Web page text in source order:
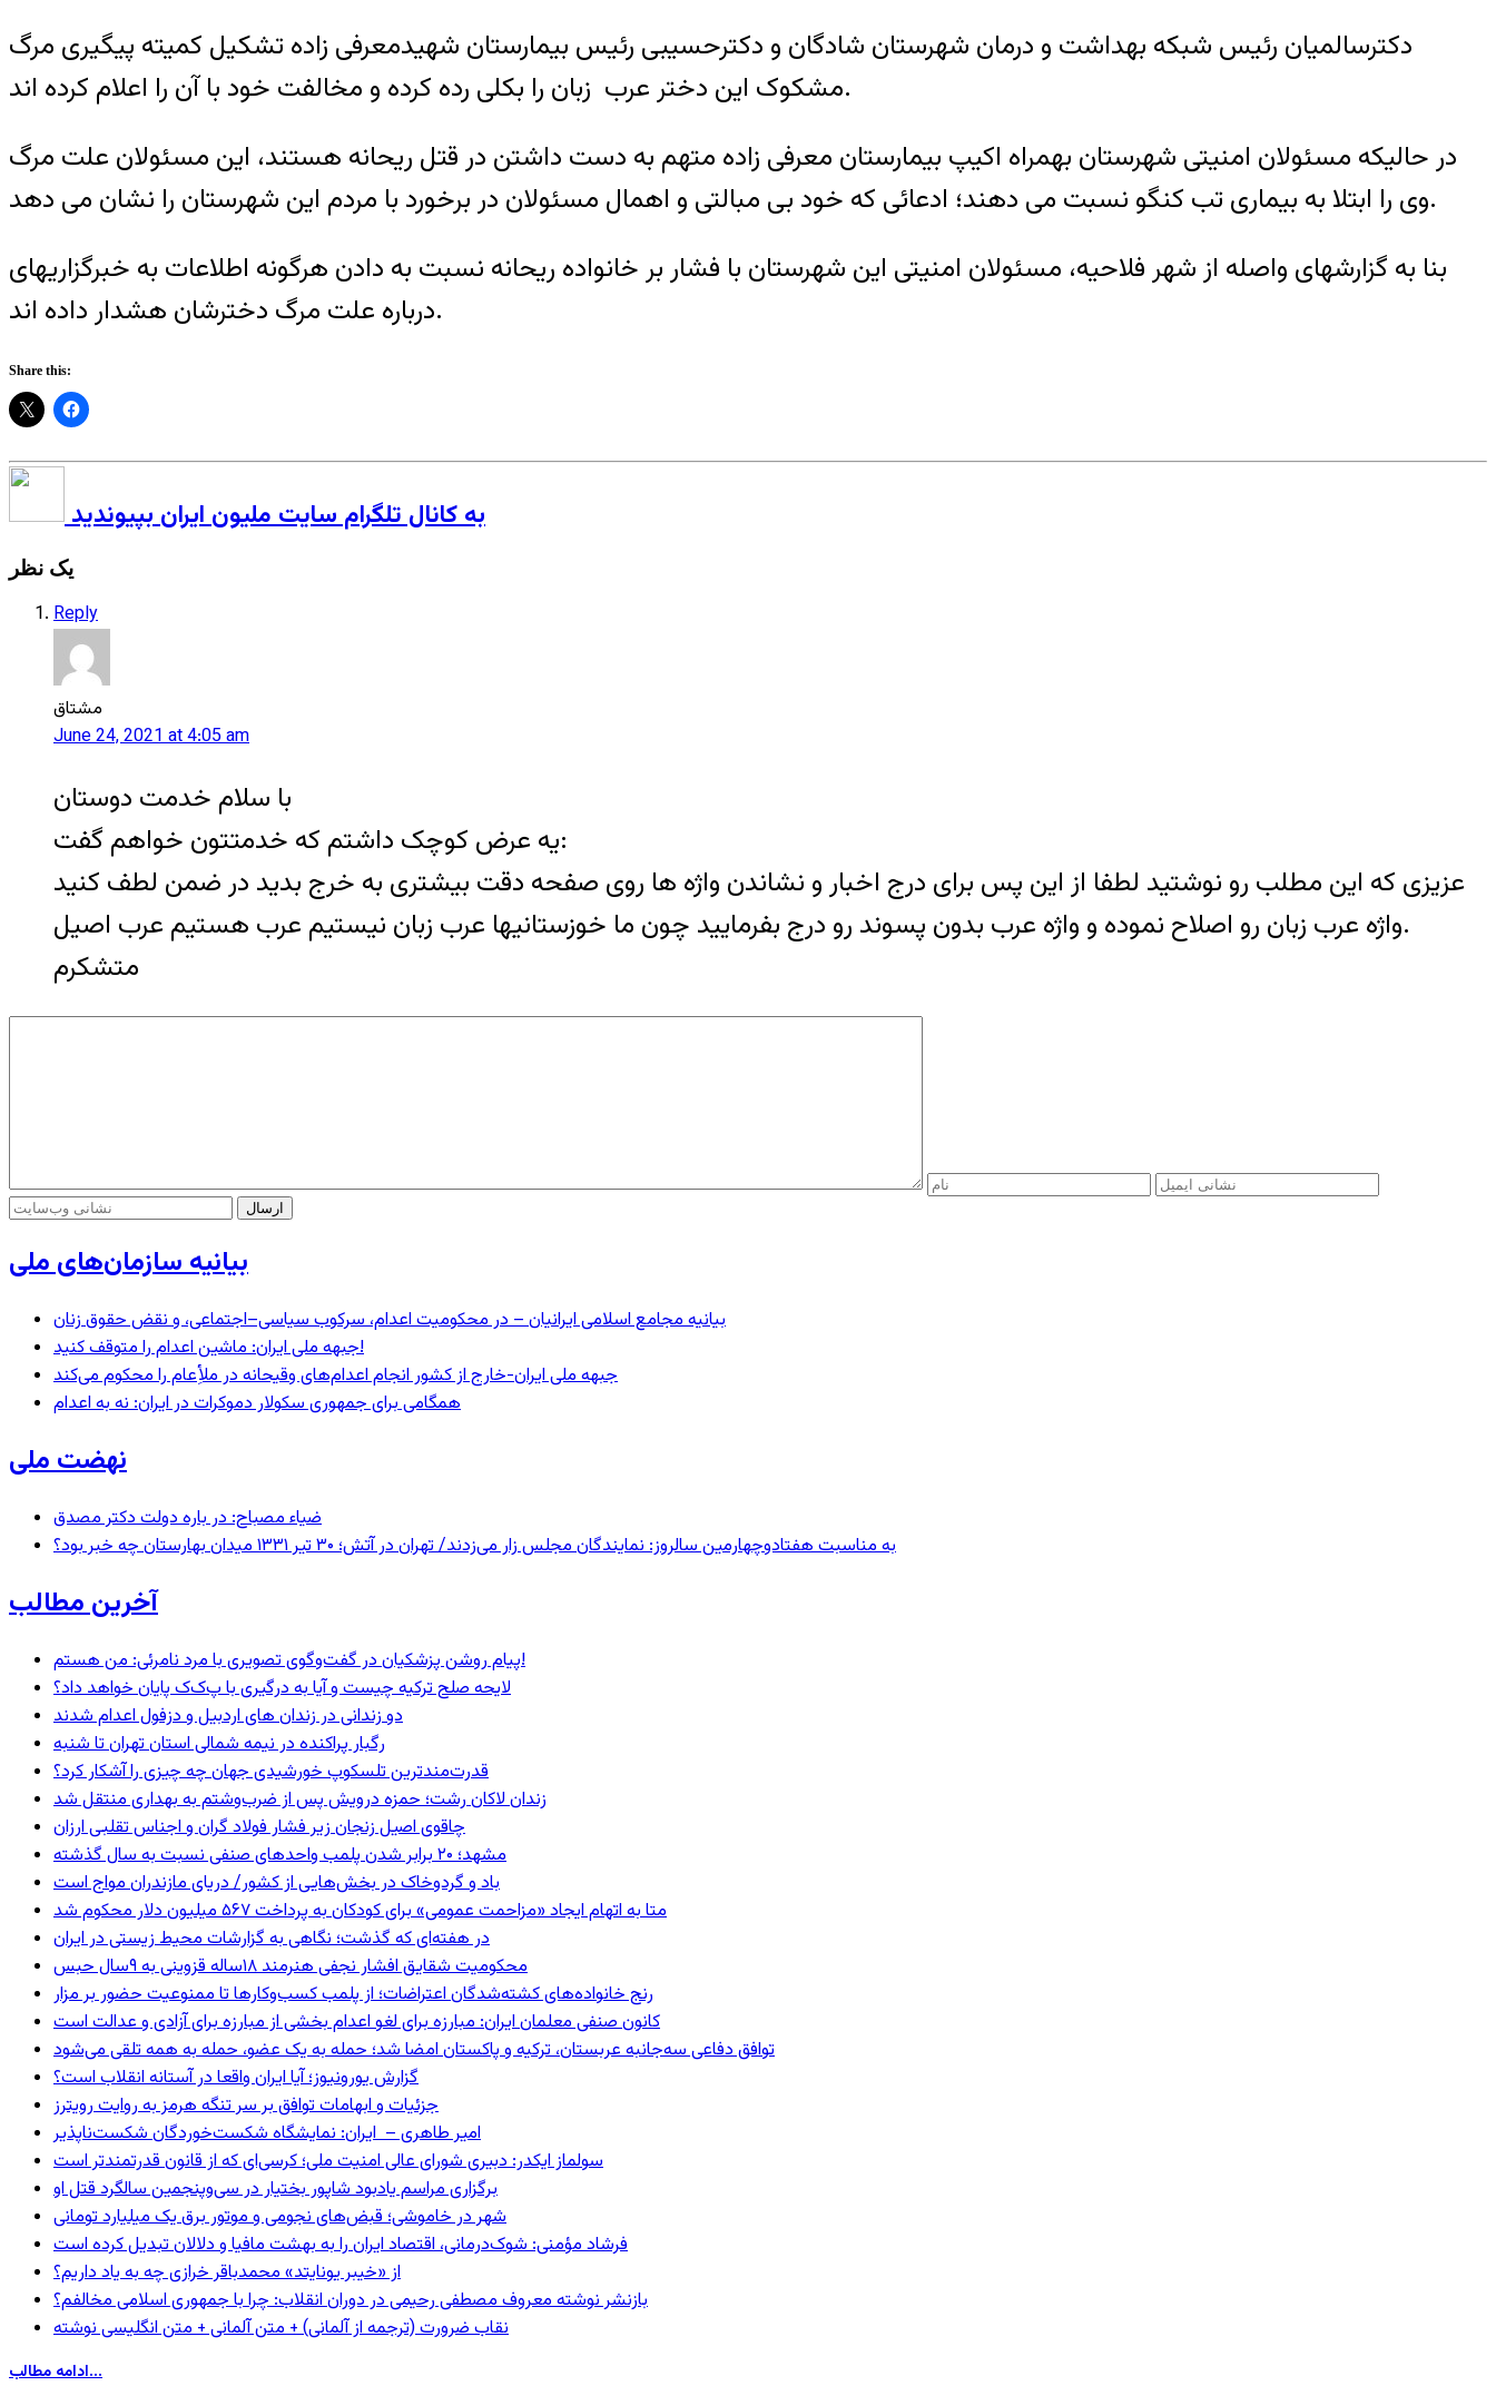
دکترسالمیان رئیس شبکه بهداشت و درمان شهرستان شادگان و دکترحسیبی رئیس بیمارستان شهیدمعرفی زاده تشکیل کمیته پیگیری مرگ
مشکوک این دختر عرب زبان را بکلی رده کرده و مخالفت خود با آن را اعلام کرده اند.
در حالیکه مسئولان امنیتی شهرستان بهمراه اکیپ بیمارستان معرفی زاده متهم به دست داشتن در قتل ریحانه هستند، این مسئولان علت مرگ
وی را ابتلا به بیماری تب کنگو نسبت می دهند؛ ادعائی که خود بی مبالتی و اهمال مسئولان در برخورد با مردم این شهرستان را نشان می دهد.
بنا به گزارشهای واصله از شهر فلاحیه، مسئولان امنیتی این شهرستان با فشار بر خانواده ریحانه نسبت به دادن هرگونه اطلاعات به خبرگزاریهای
درباره علت مرگ دخترشان هشدار داده اند.
Share this:
به کانال تلگرام سایت ملیون ایران بپیوندید
یک نظر
Reply
مشتاق
June 24, 2021 at 4:05 am
با سلام خدمت دوستان
یه عرض کوچک داشتم که خدمتتون خواهم گفت:
عزیزی که این مطلب رو نوشتید لطفا از این پس برای درج اخبار و نشاندن واژه ها روی صفحه دقت بیشتری به خرج بدید در ضمن لطف کنید
واژه عرب زبان رو اصلاح نموده و واژه عرب بدون پسوند رو درج بفرمایید چون ما خوزستانیها عرب زبان نیستیم عرب هستیم عرب اصیل.
متشکرم
بیانیه سازمان‌های ملی
بیانیه مجامع اسلامی ایرانیان – در محکومیت اعدام، سرکوب سیاسی–اجتماعی، و نقض حقوق زنان
جبهه ملی ایران: ماشین اعدام را متوقف کنید!
جبهه ملی ایران-خارج از کشور انجام اعدام‌های وقیحانه در ملأِعام را محکوم می‌کند
همگامی برای جمهوری سکولار دموکرات در ایران: نه به اعدام
نهضت ملی
ضیاء مصباح: در باره دولت دکتر مصدق
به مناسبت هفتادوچهارمین سالروز: نمایندگان مجلس زار می‌زدند/ تهران در آتش؛ ۳۰ تیر ۱۳۳۱ میدان بهارستان چه خبر بود؟
آخرین مطالب
پیام روشن پزشکیان در گفت‌و‌گوی تصویری با مرد نامرئی: من هستم!
لایحه صلح ترکیه چیست و آیا به درگیری با پ‌ک‌ک پایان خواهد داد؟
دو زندانی در زندان های اردبیل و دزفول اعدام شدند
رگبار پراکنده در نیمه شمالی استان تهران تا شنبه
قدرت‌مندترین تلسکوپ خورشیدی جهان چه چیزی را آشکار کرد؟
زندان لاکان رشت؛ حمزه درویش پس از ضرب‌وشتم به بهداری منتقل شد
چاقوی اصیل زنجان زیر فشار فولاد گران و اجناس تقلبی ارزان
مشهد؛ ۲۰ برابر شدن پلمب واحدهای صنفی نسبت به سال گذشته
باد و گردوخاک در بخش‌هایی از کشور/ دریای مازندران مواج است
متا به اتهام ایجاد «مزاحمت عمومی» برای کودکان به پرداخت ۵۶۷ میلیون دلار محکوم شد
در هفته‌ای که گذشت؛ نگاهی به گزارشات محیط زیستی در ایران
محکومیت شقایق افشار نجفی هنرمند ۱۸ساله قزوینی به ۹سال حبس
رنج خانواده‌های کشته‌شدگان اعتراضات؛ از پلمب کسب‌وکارها تا ممنوعیت حضور بر مزار
کانون صنفی معلمان ایران: مبارزه برای لغو اعدام بخشی از مبارزه برای آزادی و عدالت است
توافق دفاعی سه‌جانبه عربستان، ترکیه و پاکستان امضا شد؛ حمله به یک عضو، حمله به همه تلقی می‌شود
گزارش یورونیوز؛ آیا ایران واقعا در آستانه انقلاب است؟
جزئیات و ابهامات توافق بر سر تنگه هرمز به روایت رویترز
امیر طاهری – ایران: نمایشگاه شکست‌خوردگان شکست‌ناپذیر
سولماز ایکدر: دبیری شورای عالی امنیت ملی؛ کرسی‌ای که از قانون قدرتمندتر است
برگزاری مراسم یادبود شاپور بختیار در سی‌وپنجمین سالگرد قتل او
شهر در خاموشی؛ قبض‌های نجومی و موتور برق یک میلیارد تومانی
فرشاد مؤمنی: شوک‌درمانی، اقتصاد ایران را به بهشت مافیا و دلالان تبدیل کرده است
از «خیبر یونایتد» محمدباقر خرازی چه به یاد داریم؟
بازنشر نوشته معروف مصطفی رحیمی در دوران انقلاب: چرا با جمهوری اسلامی مخالفم؟
نقاب ضرورت (ترجمه از آلمانی) + متن آلمانی + متن انگلیسی نوشته
ادامه مطالب...